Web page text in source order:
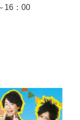
16：00